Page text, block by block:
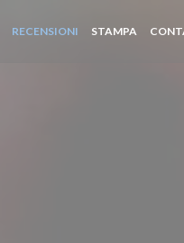
RECENSIONI STAMPA